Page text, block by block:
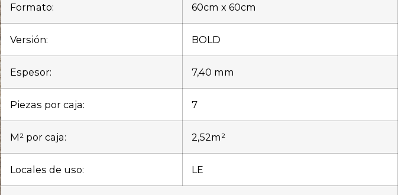
Formato: 60cm x 60cm
Versión: BOLD
Espesor: 7,40 mm
Piezas por caja: 7
M² por caja: 2,52m²
Locales de uso: LE